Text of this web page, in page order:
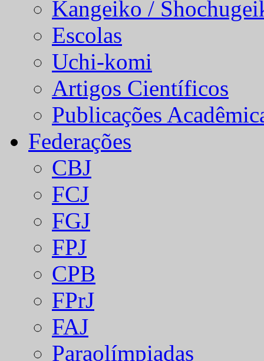
Kangeiko /
Escolas
Uchi-komi
Artigos Científicos
Publicações
Federações
CBJ
FCJ
FGJ
FPJ
CPB
FPrJ
FAJ
Paraolímpiadas